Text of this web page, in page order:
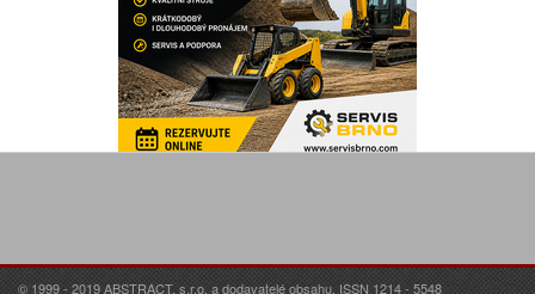
© 1999 - 2019 ABSTRACT, s.r.o. a dodavatelé obsahu. ISSN 1214 - 5548